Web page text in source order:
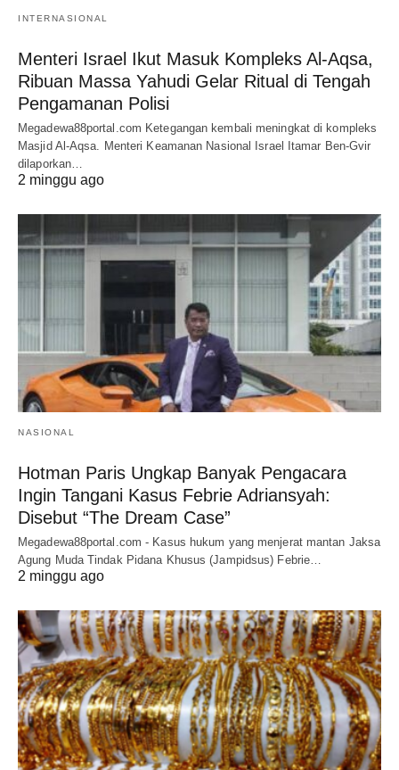
INTERNASIONAL
Menteri Israel Ikut Masuk Kompleks Al-Aqsa,
Ribuan Massa Yahudi Gelar Ritual di Tengah
Pengamanan Polisi
Megadewa88portal.com Ketegangan kembali meningkat di kompleks
Masjid Al-Aqsa. Menteri Keamanan Nasional Israel Itamar Ben-Gvir
dilaporkan…
2 minggu ago
NASIONAL
Hotman Paris Ungkap Banyak Pengacara
Ingin Tangani Kasus Febrie Adriansyah:
Disebut “The Dream Case”
Megadewa88portal.com - Kasus hukum yang menjerat mantan Jaksa
Agung Muda Tindak Pidana Khusus (Jampidsus) Febrie…
2 minggu ago